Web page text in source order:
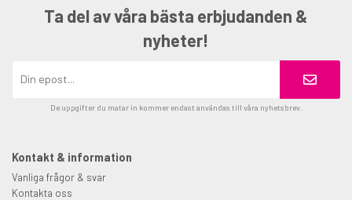
Ta del av våra bästa erbjudanden &
nyheter!
De uppgifter du matar in kommer endast användas till våra nyhetsbrev.
Kontakt & information
Vanliga frågor & svar
Kontakta oss